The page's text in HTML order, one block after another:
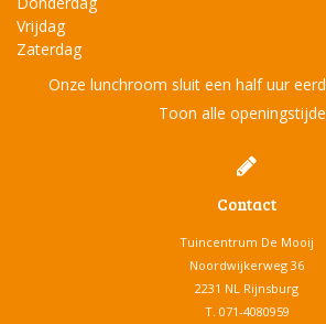
Vrijdag
Zaterdag
Onze lunchroom sluit een half uur
Toon alle
Contact
Tuincentrum De Mooij
Noordwijkerweg 36
2231 NL Rijnsburg
T. 071-4080959